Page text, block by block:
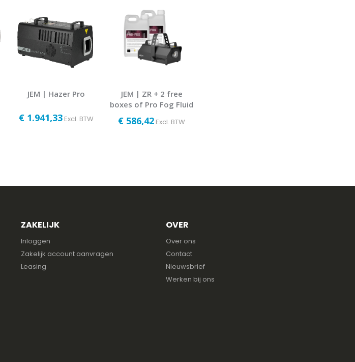
JEM | Hazer Pro
€ 1.941,33 Excl. BTW
JEM | ZR + 2 free
boxes of Pro Fog Fluid
€ 586,42 Excl. BTW
ZAKELIJK
Inloggen
Zakelijk account aanvragen
Leasing
OVER
Over ons
Contact
Nieuwsbrief
Werken bij ons